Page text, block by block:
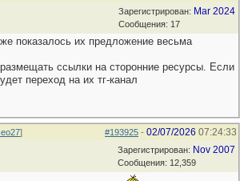
Зарегистрирован: Mar 2024
Сообщения: 17
показалось их предложение весьма
ссылки на сторонние ресурсы. Если
переход на их тг-канал
#193925 - 02/07/2026 07:24:33
]
Зарегистрирован: Nov 2007
Сообщения: 12,359